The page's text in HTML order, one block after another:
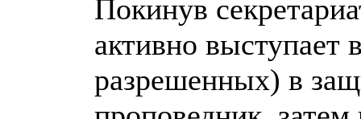
Покинув
активно выступает
разрешенных) в